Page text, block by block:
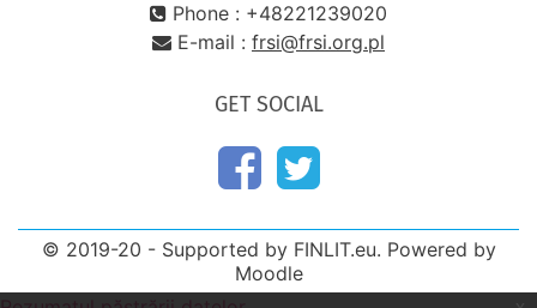
Phone : +48221239020
E-mail : frsi@frsi.org.pl
GET SOCIAL
© 2019-20 - Supported by FINLIT.eu. Powered by
Moodle